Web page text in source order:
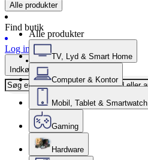
Alle produkter
Find butik
Log ind
Indkøbskurv
Alle produkter
TV, Lyd & Smart Home
Computer & Kontor
Mobil, Tablet & Smartwatch
Gaming
Hardware